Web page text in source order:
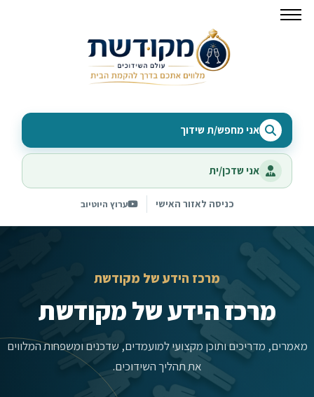
אני מחפש/ת שידוך
אני שדכן/ית
כניסה לאזור האישי ערוץ היוטיוב
מרכז הידע של מקודשת
מרכז הידע של מקודשת
מאמרים, מדריכים ותוכן מקצועי למועמדים, שדכנים ומשפחות המלווים
את תהליך השידוכים.